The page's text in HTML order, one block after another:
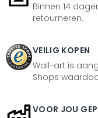
Binnen 14
retourneren.
VEILIG KOPEN
Wall-art is
Shops
VOOR JOU